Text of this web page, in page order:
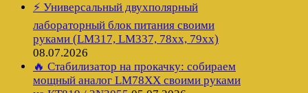
⚡ Универсальный двухполярный
лабораторный блок питания своими
руками (LM317, LM337, 78xx, 79xx)
08.07.2026
🔥 Стабилизатор на прокачку: собираем
мощный аналог LM78XX своими руками